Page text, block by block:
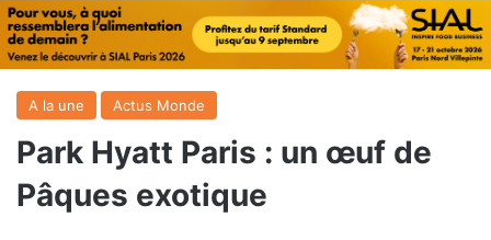
A la une Actus Monde
Park Hyatt Paris : un œuf de
Pâques exotique